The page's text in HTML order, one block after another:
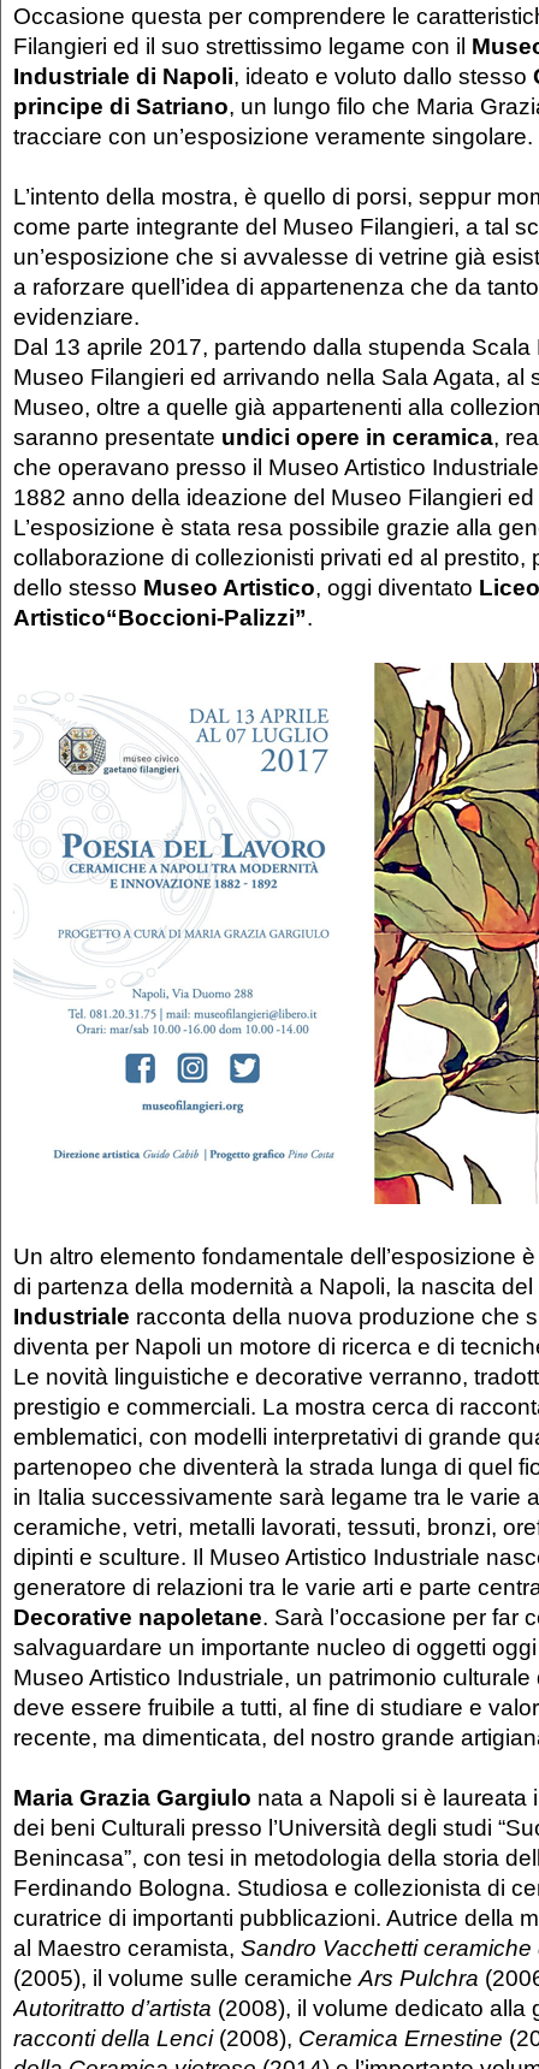
Occasione questa per comprendere le
Filangieri ed il suo strettissimo legame con il
Industriale di Napoli, ideato e voluto dallo stesso
principe di Satriano, un lungo filo che Maria
tracciare con un’esposizione veramente singolare.
L’intento della mostra, è quello di porsi, seppur
come parte integrante del Museo Filangieri, a tal
un’esposizione che si avvalesse di vetrine già
a raforzare quell’idea di appartenenza che da
evidenziare.
Dal 13 aprile 2017, partendo dalla stupenda Scala
Museo Filangieri ed arrivando nella Sala Agata, al
Museo, oltre a quelle già appartenenti alla
saranno presentate undici opere in ceramica,
che operavano presso il Museo Artistico
1882 anno della ideazione del Museo Filangieri
L’esposizione è stata resa possibile grazie alla
collaborazione di collezionisti privati ed al prestito,
dello stesso Museo Artistico, oggi diventato Liceo
Artistico“Boccioni-Palizzi”.
Un altro elemento fondamentale dell’esposizione
di partenza della modernità a Napoli, la nascita del
Industriale racconta della nuova produzione che
diventa per Napoli un motore di ricerca e di
Le novità linguistiche e decorative verranno,
prestigio e commerciali. La mostra cerca di
emblematici, con modelli interpretativi di grande
partenopeo che diventerà la strada lunga di quel
in Italia successivamente sarà legame tra le varie
ceramiche, vetri, metalli lavorati, tessuti, bronzi,
dipinti e sculture. Il Museo Artistico Industriale
generatore di relazioni tra le varie arti e parte
Decorative napoletane. Sarà l’occasione per far
salvaguardare un importante nucleo di oggetti
Museo Artistico Industriale, un patrimonio culturale
deve essere fruibile a tutti, al fine di studiare e
recente, ma dimenticata, del nostro grande
Maria Grazia Gargiulo nata a Napoli si è laureata
dei beni Culturali presso l’Università degli studi
Benincasa”, con tesi in metodologia della storia
Ferdinando Bologna. Studiosa e collezionista di
curatrice di importanti pubblicazioni. Autrice della
al Maestro ceramista, Sandro Vacchetti ceramiche
(2005), il volume sulle ceramiche Ars Pulchra
Autoritratto d’artista (2008), il volume dedicato alla
racconti della Lenci(2008), Ceramica Ernestine